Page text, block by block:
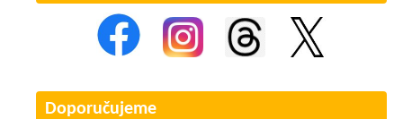
Doporučujeme